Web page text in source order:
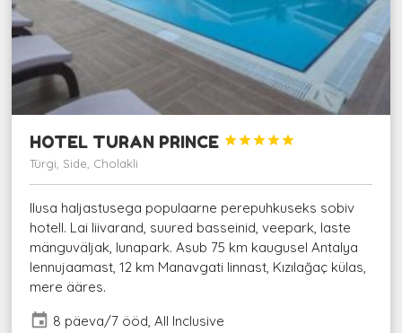
HOTEL TURAN PRINCE 




Türgi, Side, Cholakli
Ilusa haljastusega populaarne perepuhkuseks sobiv
hotell. Lai liivarand, suured basseinid, veepark, laste
mänguväljak, lunapark. Asub 75 km kaugusel Antalya
lennujaamast, 12 km Manavgati linnast, Kızılağaç külas,
mere ääres.
event 8 päeva/7 ööd, All Inclusive